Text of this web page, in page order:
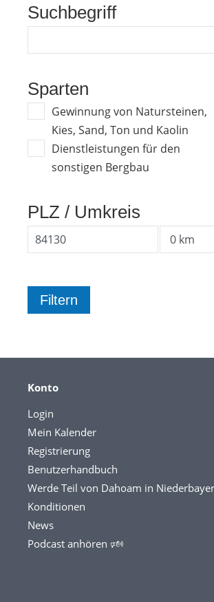
Suchbegriff
Sparten
Gewinnung von Natursteinen,
Kies, Sand, Ton und Kaolin
Dienstleistungen für den
sonstigen Bergbau
PLZ / Umkreis
Konto
Login
Mein Kalender
Registrierung
Benutzerhandbuch
Werde Teil von Dahoam in
Konditionen
News
Podcast anhören 🕬